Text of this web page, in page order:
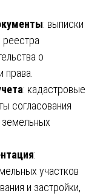
: выписки
реестра
о
права.
: кадастровые
согласования
:
участков
и застройки,